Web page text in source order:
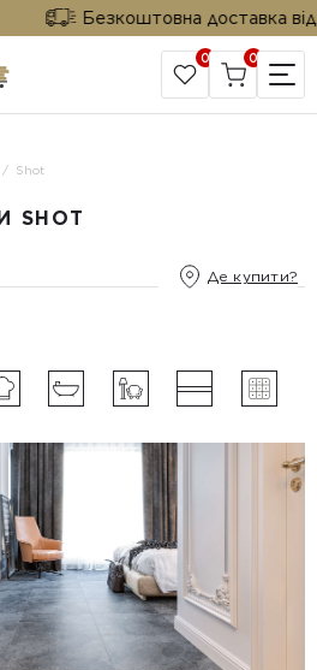
Безкоштовна доставка від
САЙТ КОМПАНІЇ
0 0
Shot
SHOT
Де купити?